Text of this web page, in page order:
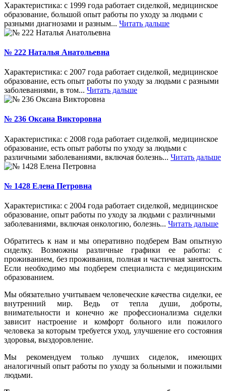
Характеристика: с 1999 года работает сиделкой, медицинское
образование, большой опыт работы по уходу за людьми с
разными диагнозами и разным... Читать дальше
№ 222 Наталья Анатольевна
Характеристика: с 2007 года работает сиделкой, медицинское
образование, есть опыт работы по уходу за людьми с разными
заболеваниями, в том... Читать дальше
№ 236 Оксана Викторовна
Характеристика: с 2008 года работает сиделкой, медицинское
образование, есть опыт работы по уходу за людьми с
различными заболеваниями, включая болезнь... Читать дальше
№ 1428 Елена Петровна
Характеристика: с 2004 года работает сиделкой, медицинское
образование, опыт работы по уходу за людьми с различными
заболеваниями, включая онкологию, болезнь... Читать дальше
Обратитесь к нам и мы оперативно подберем Вам опытную
сиделку. Возможны различные графики ее работы: с
проживанием, без проживания, полная и частичная занятость.
Если необходимо мы подберем специалиста с медицинским
образованием.
Мы обязательно учитываем человеческие качества сиделки, ее
внутренний мир. Ведь от тепла души, доброты,
внимательности и конечно же профессионализма сиделки
зависит настроение и комфорт больного или пожилого
человека за которым требуется уход, улучшение его состояния
здоровья, выздоровление.
Мы рекомендуем только лучших сиделок, имеющих
аналогичный опыт работы по уходу за больными и пожилыми
людьми.